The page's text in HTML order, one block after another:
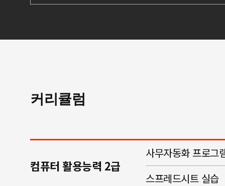
커리큘럼
컴퓨터 활용능력 2급
사무자동화 프로그
스프레드시트 실습